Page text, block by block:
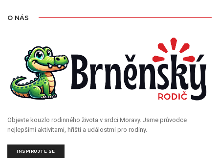
O NÁS
Objevte kouzlo rodinného života v srdci Moravy. Jsme průvodce
nejlepšími aktivitami, hřišti a událostmi pro rodiny.
INSPIRUJTE SE